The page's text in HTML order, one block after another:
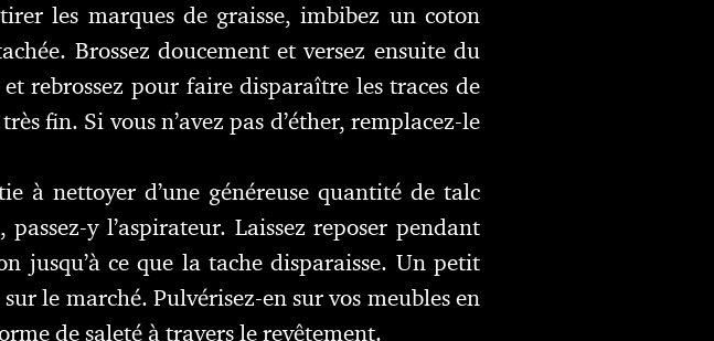
les marques de graisse, imbibez un coton
Brossez doucement et versez ensuite du
rebrossez pour faire disparaître les traces de
fin. Si vous n’avez pas d’éther, remplacez-le
à nettoyer d’une généreuse quantité de talc
y l’aspirateur. Laissez reposer pendant
jusqu’à ce que la tache disparaisse. Un petit
le marché. Pulvérisez-en sur vos meubles en
de saleté à travers le revêtement.